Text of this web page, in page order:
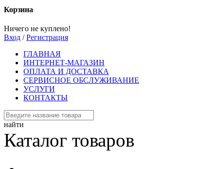
Корзина
Ничего не куплено!
Вход /Регистрация
ГЛАВНАЯ
ИНТЕРНЕТ-МАГАЗИН
ОПЛАТА И ДОСТАВКА
СЕРВИСНОЕ ОБСЛУЖИВАНИЕ
УСЛУГИ
КОНТАКТЫ
найти
Каталог товаров